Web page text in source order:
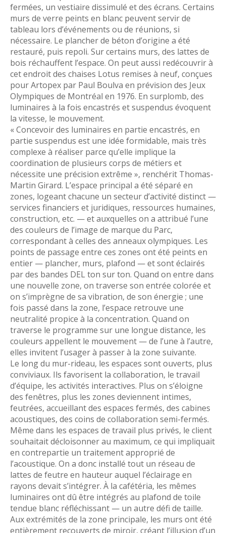
fermées, un vestiaire dissimulé et des écrans. Certains
murs de verre peints en blanc peuvent servir de
tableau lors d’événements ou de réunions, si
nécessaire. Le plancher de béton d’origine a été
restauré, puis repoli. Sur certains murs, des lattes de
bois réchauffent l’espace. On peut aussi redécouvrir à
cet endroit des chaises Lotus remises à neuf, conçues
pour Artopex par Paul Boulva en prévision des Jeux
Olympiques de Montréal en 1976. En surplomb, des
luminaires à la fois encastrés et suspendus évoquent
la vitesse, le mouvement.
« Concevoir des luminaires en partie encastrés, en
partie suspendus est une idée formidable, mais très
complexe à réaliser parce qu’elle implique la
coordination de plusieurs corps de métiers et
nécessite une précision extrême », renchérit Thomas-
Martin Girard. L’espace principal a été séparé en
zones, logeant chacune un secteur d’activité distinct —
services financiers et juridiques, ressources humaines,
construction, etc. — et auxquelles on a attribué l’une
des couleurs de l’image de marque du Parc,
correspondant à celles des anneaux olympiques. Les
points de passage entre ces zones ont été peints en
entier — plancher, murs, plafond — et sont éclairés
par des bandes DEL ton sur ton. Quand on entre dans
une nouvelle zone, on traverse son entrée colorée et
on s’imprègne de sa vibration, de son énergie ; une
fois passé dans la zone, l’espace retrouve une
neutralité propice à la concentration. Quand on
traverse le programme sur une longue distance, les
couleurs appellent le mouvement — de l’une à l’autre,
elles invitent l’usager à passer à la zone suivante.
Le long du mur-rideau, les espaces sont ouverts, plus
conviviaux. Ils favorisent la collaboration, le travail
d’équipe, les activités interactives. Plus on s’éloigne
des fenêtres, plus les zones deviennent intimes,
feutrées, accueillant des espaces fermés, des cabines
acoustiques, des coins de collaboration semi-fermés.
Même dans les espaces de travail plus privés, le client
souhaitait décloisonner au maximum, ce qui impliquait
en contrepartie un traitement approprié de
l’acoustique. On a donc installé tout un réseau de
lattes de feutre en hauteur auquel l’éclairage en
rayons devait s’intégrer. À la cafétéria, les mêmes
luminaires ont dû être intégrés au plafond de toile
tendue blanc réfléchissant — un autre défi de taille.
Aux extrémités de la zone principale, les murs ont été
entièrement recouverts de miroir, créant l’illusion d’un